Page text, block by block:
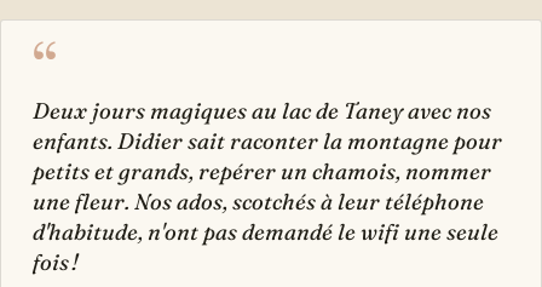
“
Deux jours magiques au lac de Taney avec nos
enfants. Didier sait raconter la montagne pour
petits et grands, repérer un chamois, nommer
une fleur. Nos ados, scotchés à leur téléphone
d'habitude, n'ont pas demandé le wifi une seule
fois !